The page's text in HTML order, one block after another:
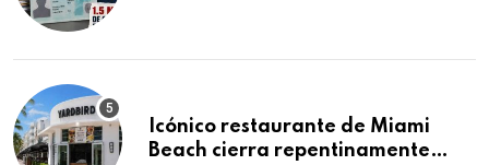
Icónico restaurante de Miami
Beach cierra repentinamente